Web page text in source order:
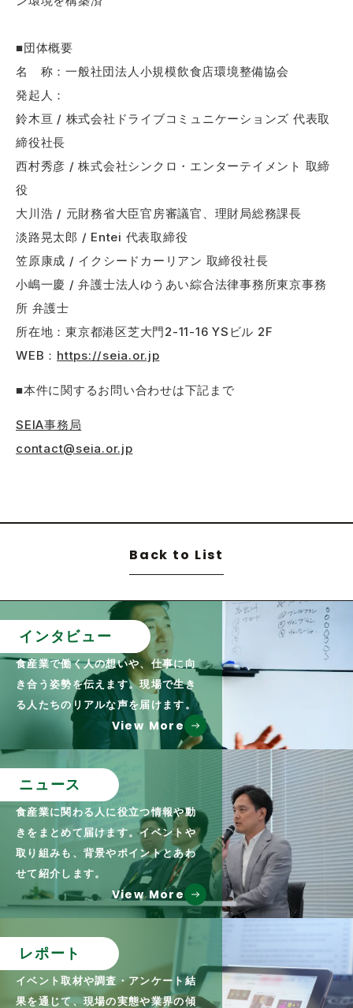
■団体概要
名 称：一般社団法人小規模飲食店環境整備協会
発起人：
鈴⽊亘 / 株式会社ドライブコミュニケーションズ 代表取
締役社⻑
⻄村秀彦 / 株式会社シンクロ・エンターテイメント 取締
役
⼤川浩 / 元財務省⼤⾂官房審議官、理財局総務課⻑
淡路晃太郎 / Entei 代表取締役
笠原康成 / イクシードカーリアン 取締役社長
⼩嶋⼀慶 / 弁護士法人ゆうあい綜合法律事務所東京事務
所 弁護士
所在地：東京都港区芝大門2-11-16 YSビル 2F
WEB： https://seia.or.jp
■本件に関するお問い合わせは下記まで
SEIA事務局
contact@seia.or.jp
Back to List
インタビュー
食産業で働く人の想いや、仕事に向
き合う姿勢を伝えます。現場で生き
る人たちのリアルな声を届けます。
View More
ニュース
食産業に関わる人に役立つ情報や動
きをまとめて届けます。イベントや
取り組みも、背景やポイントとあわ
せて紹介します。
View More
レポート
イベント取材や調査・アンケート結
果を通じて、現場の実態や業界の傾